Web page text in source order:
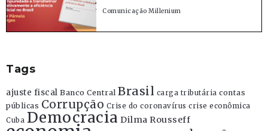
Comunicação Millenium
Tags
ajuste fiscal Banco Central Brasil carga tributária contas
públicas Corrupção Crise do coronavírus crise econômica
Cuba Democracia Dilma Rousseff